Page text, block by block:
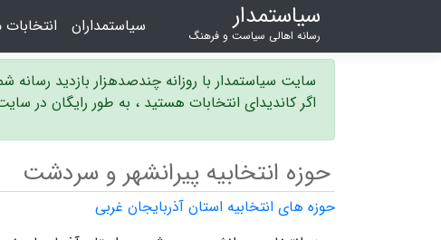
سیاستمدار
رسانه اهالی سیاست و فرهنگ سیاستمداران
سایت سیاستمدار با روزانه چندصدهزار بازدید رسانه
اگر کاندیدای انتخابات هستید ، به طور رایگان در
حوزه انتخابیه پیرانشهر و سردشت
حوزه های انتخابیه استان آذربایجان غربی